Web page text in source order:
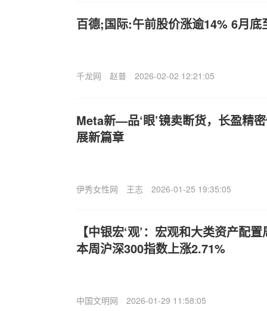
百德;国际:午前股价涨逾14% 6月底
千龙网 赵普 2026-02-02 12:21:05
Meta新—品‘眼’镜卖断货，长盈精
展新篇章
伊秀女性网 王志 2026-01-25 19:35:05
【中银宏‘观’：宏观和大类资产配
本周沪深300指数上涨2.71%
中国文明网 2026-01-29 11:58:05